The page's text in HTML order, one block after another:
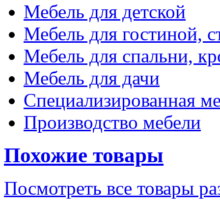
Мебель для детской
Мебель для гостиной,
Мебель для спальни,
Мебель для дачи
Специализированная
Производство мебели
Похожие товары
Посмотреть все товары